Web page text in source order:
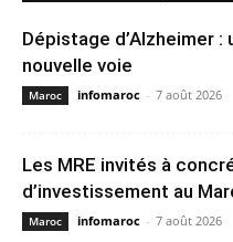
Dépistage d’Alzheimer :
nouvelle voie
Maroc infomaroc - 7 août 2026
Les MRE invités à
d’investissement au
Maroc infomaroc - 7 août 2026